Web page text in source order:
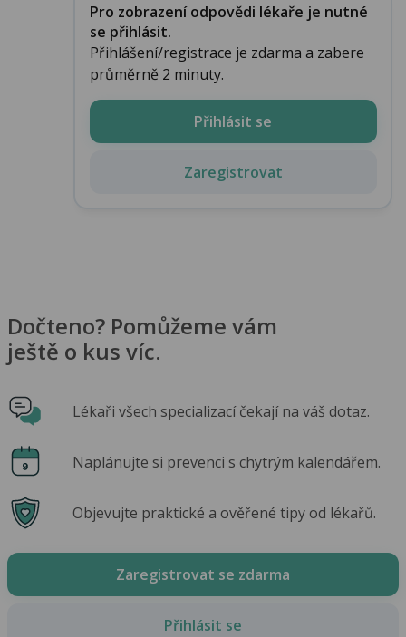
Pro zobrazení odpovědi lékaře je nutné
se přihlásit.
Přihlášení/registrace je zdarma a zabere
průměrně 2 minuty.
Přihlásit se
Zaregistrovat
Dočteno? Pomůžeme vám
ještě o kus víc.
Lékaři všech specializací čekají na váš dotaz.
Naplánujte si prevenci s chytrým kalendářem.
Objevujte praktické a ověřené tipy od lékařů.
Zaregistrovat se zdarma
Přihlásit se